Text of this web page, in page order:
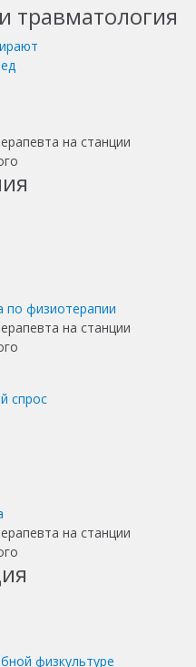
травматология
по физиотерапии
спрос
физкультуре